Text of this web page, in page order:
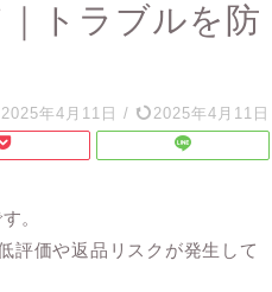
｜トラブルを防
2025年4月11日 / 2025年4月11日
。
評価や返品リスク が発生して